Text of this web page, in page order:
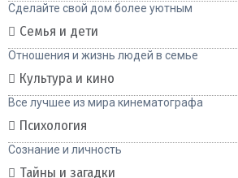
Сделайте свой дом более уютным
Семья и дети
Отношения и жизнь людей в семье
Культура и кино
Все лучшее из мира кинематографа
Психология
Сознание и личность
Тайны и загадки